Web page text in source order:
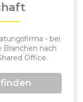
- bei
Branchen nach
Office.